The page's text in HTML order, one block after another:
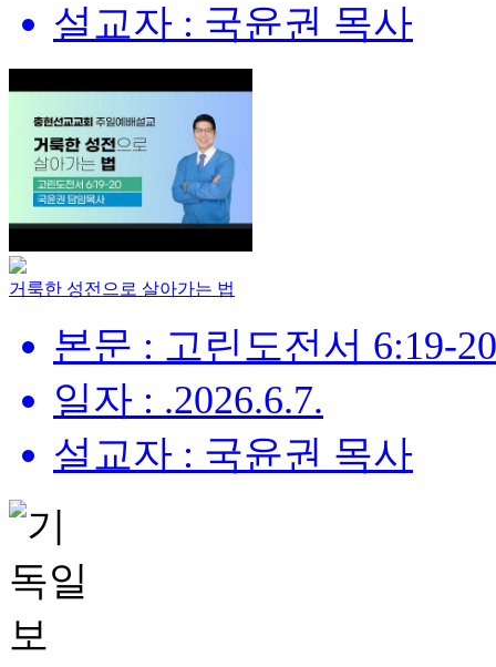
설교자 : 국윤권 목사
거룩한 성전으로 살아가는 법
본문 : 고린도전서 6:19-20
일자 : .2026.6.7.
설교자 : 국윤권 목사